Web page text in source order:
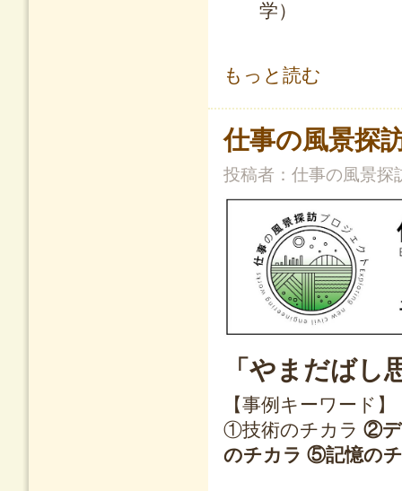
学）
やまだばし思い出テラス／解体し
もっと読む
仕事の風景探
投稿者： 仕事の風景探
「やまだばし
【事例キーワード】
①技術のチカラ ②デ
のチカラ ⑤記憶の